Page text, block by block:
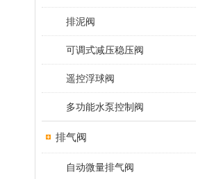
排泥阀
可调式减压稳压阀
遥控浮球阀
多功能水泵控制阀
排气阀
自动微量排气阀